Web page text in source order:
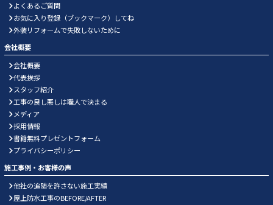
よくあるご質問
お気に入り登録（ブックマーク）してね
外装リフォームで失敗しないために
会社概要
会社概要
代表挨拶
スタッフ紹介
工事の良し悪しは職人で決まる
メディア
採用情報
書籍無料プレゼントフォーム
プライバシーポリシー
施工事例・お客様の声
他社の追随を許さない施工実績
屋上防水工事のBEFORE/AFTER